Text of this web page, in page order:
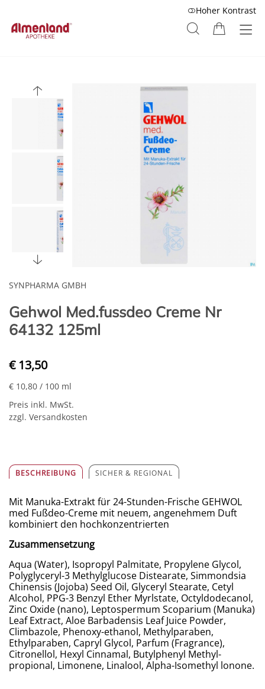
Hoher Kontrast
SYNPHARMA GMBH
Gehwol Med.fussdeo Creme Nr
64132 125ml
€ 13,50
€ 10,80 / 100 ml
Preis inkl. MwSt.
zzgl. Versandkosten
BESCHREIBUNG SICHER & REGIONAL
Mit Manuka-Extrakt für 24-Stunden-Frische GEHWOL
med Fußdeo-Creme mit neuem, angenehmem Duft
kombiniert den hochkonzentrierten
Zusammensetzung
Aqua (Water), Isopropyl Palmitate, Propylene Glycol,
Polyglyceryl-3 Methylglucose Distearate, Simmondsia
Chinensis (Jojoba) Seed Oil, Glyceryl Stearate, Cetyl
Alcohol, PPG-3 Benzyl Ether Myrlstate, Octyldodecanol,
Zinc Oxide (nano), Leptospermum Scoparium (Manuka)
Leaf Extract, Aloe Barbadensis Leaf Juice Powder,
Climbazole, Phenoxy-ethanol, Methylparaben,
Ethylparaben, Capryl Glycol, Parfum (Fragrance),
Citronellol, Hexyl Cinnamal, Butylphenyl Methyl-
propional, Limonene, Linalool, Alpha-Isomethyl lonone.